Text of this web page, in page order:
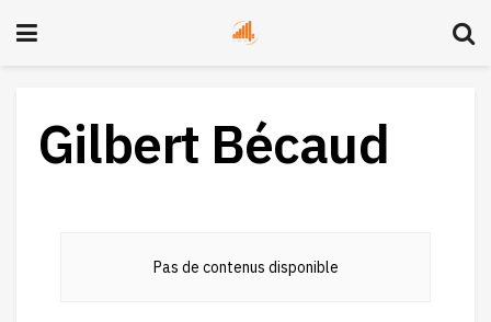
Gilbert Bécaud
Pas de contenus disponible